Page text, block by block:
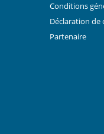
Conditions
Déclaration
Partenaire